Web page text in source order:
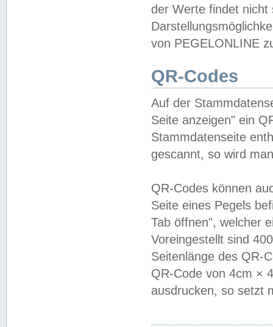
der Werte findet
von PEGELONLINE
QR-Codes
Auf der
Seite anzeigen" ein
Stammdatenseite
gescannt, so wird
QR-Codes können
Seite eines Pegels
Tab öffnen", welcher
Voreingestellt sind
Seitenlänge des QR-
QR-Code von 4cm ×
ausdrucken, so setzt